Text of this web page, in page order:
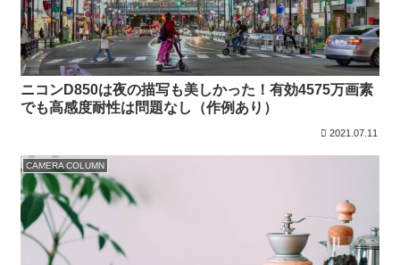
ニコンD850は夜の描写も美しかった！有効4575万画素
でも高感度耐性は問題なし（作例あり）
2021.07.11
CAMERA COLUMN